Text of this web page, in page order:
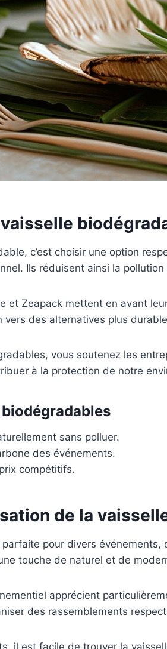
c’est choisir une option
Ils réduisent ainsi la
et Zeapack mettent en avant
des alternatives plus
vous soutenez les
à la protection de notre
sans polluer.
des événements.
compétitifs.
de la
pour divers
touche de naturel et de
apprécient
des rassemblements